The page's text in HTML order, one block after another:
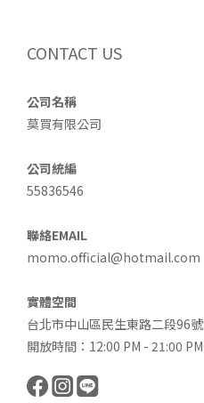
CONTACT US
公司名稱
莫買有限公司
公司統編
55836546
聯絡EMAIL
momo.official@hotmail.com
實體空間
台北市中山區民生東路二段96號
開放時間：12:00 PM - 21:00 PM